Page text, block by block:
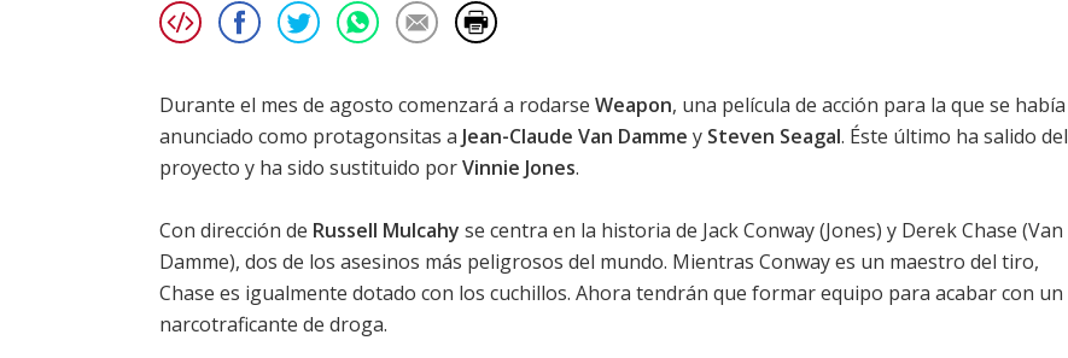
Durante el mes de agosto comenzará a rodarse Weapon, una película de acción para la que se había
anunciado como protagonsitas a Jean-Claude Van Damme y Steven Seagal. Éste último ha salido del
proyecto y ha sido sustituido porVinnie Jones.
Con dirección de Russell Mulcahy se centra en la historia de Jack Conway (Jones) y Derek Chase (Van
Damme), dos de los asesinos más peligrosos del mundo. Mientras Conway es un maestro del tiro,
Chase es igualmente dotado con los cuchillos. Ahora tendrán que formar equipo para acabar con un
narcotraficante de droga.